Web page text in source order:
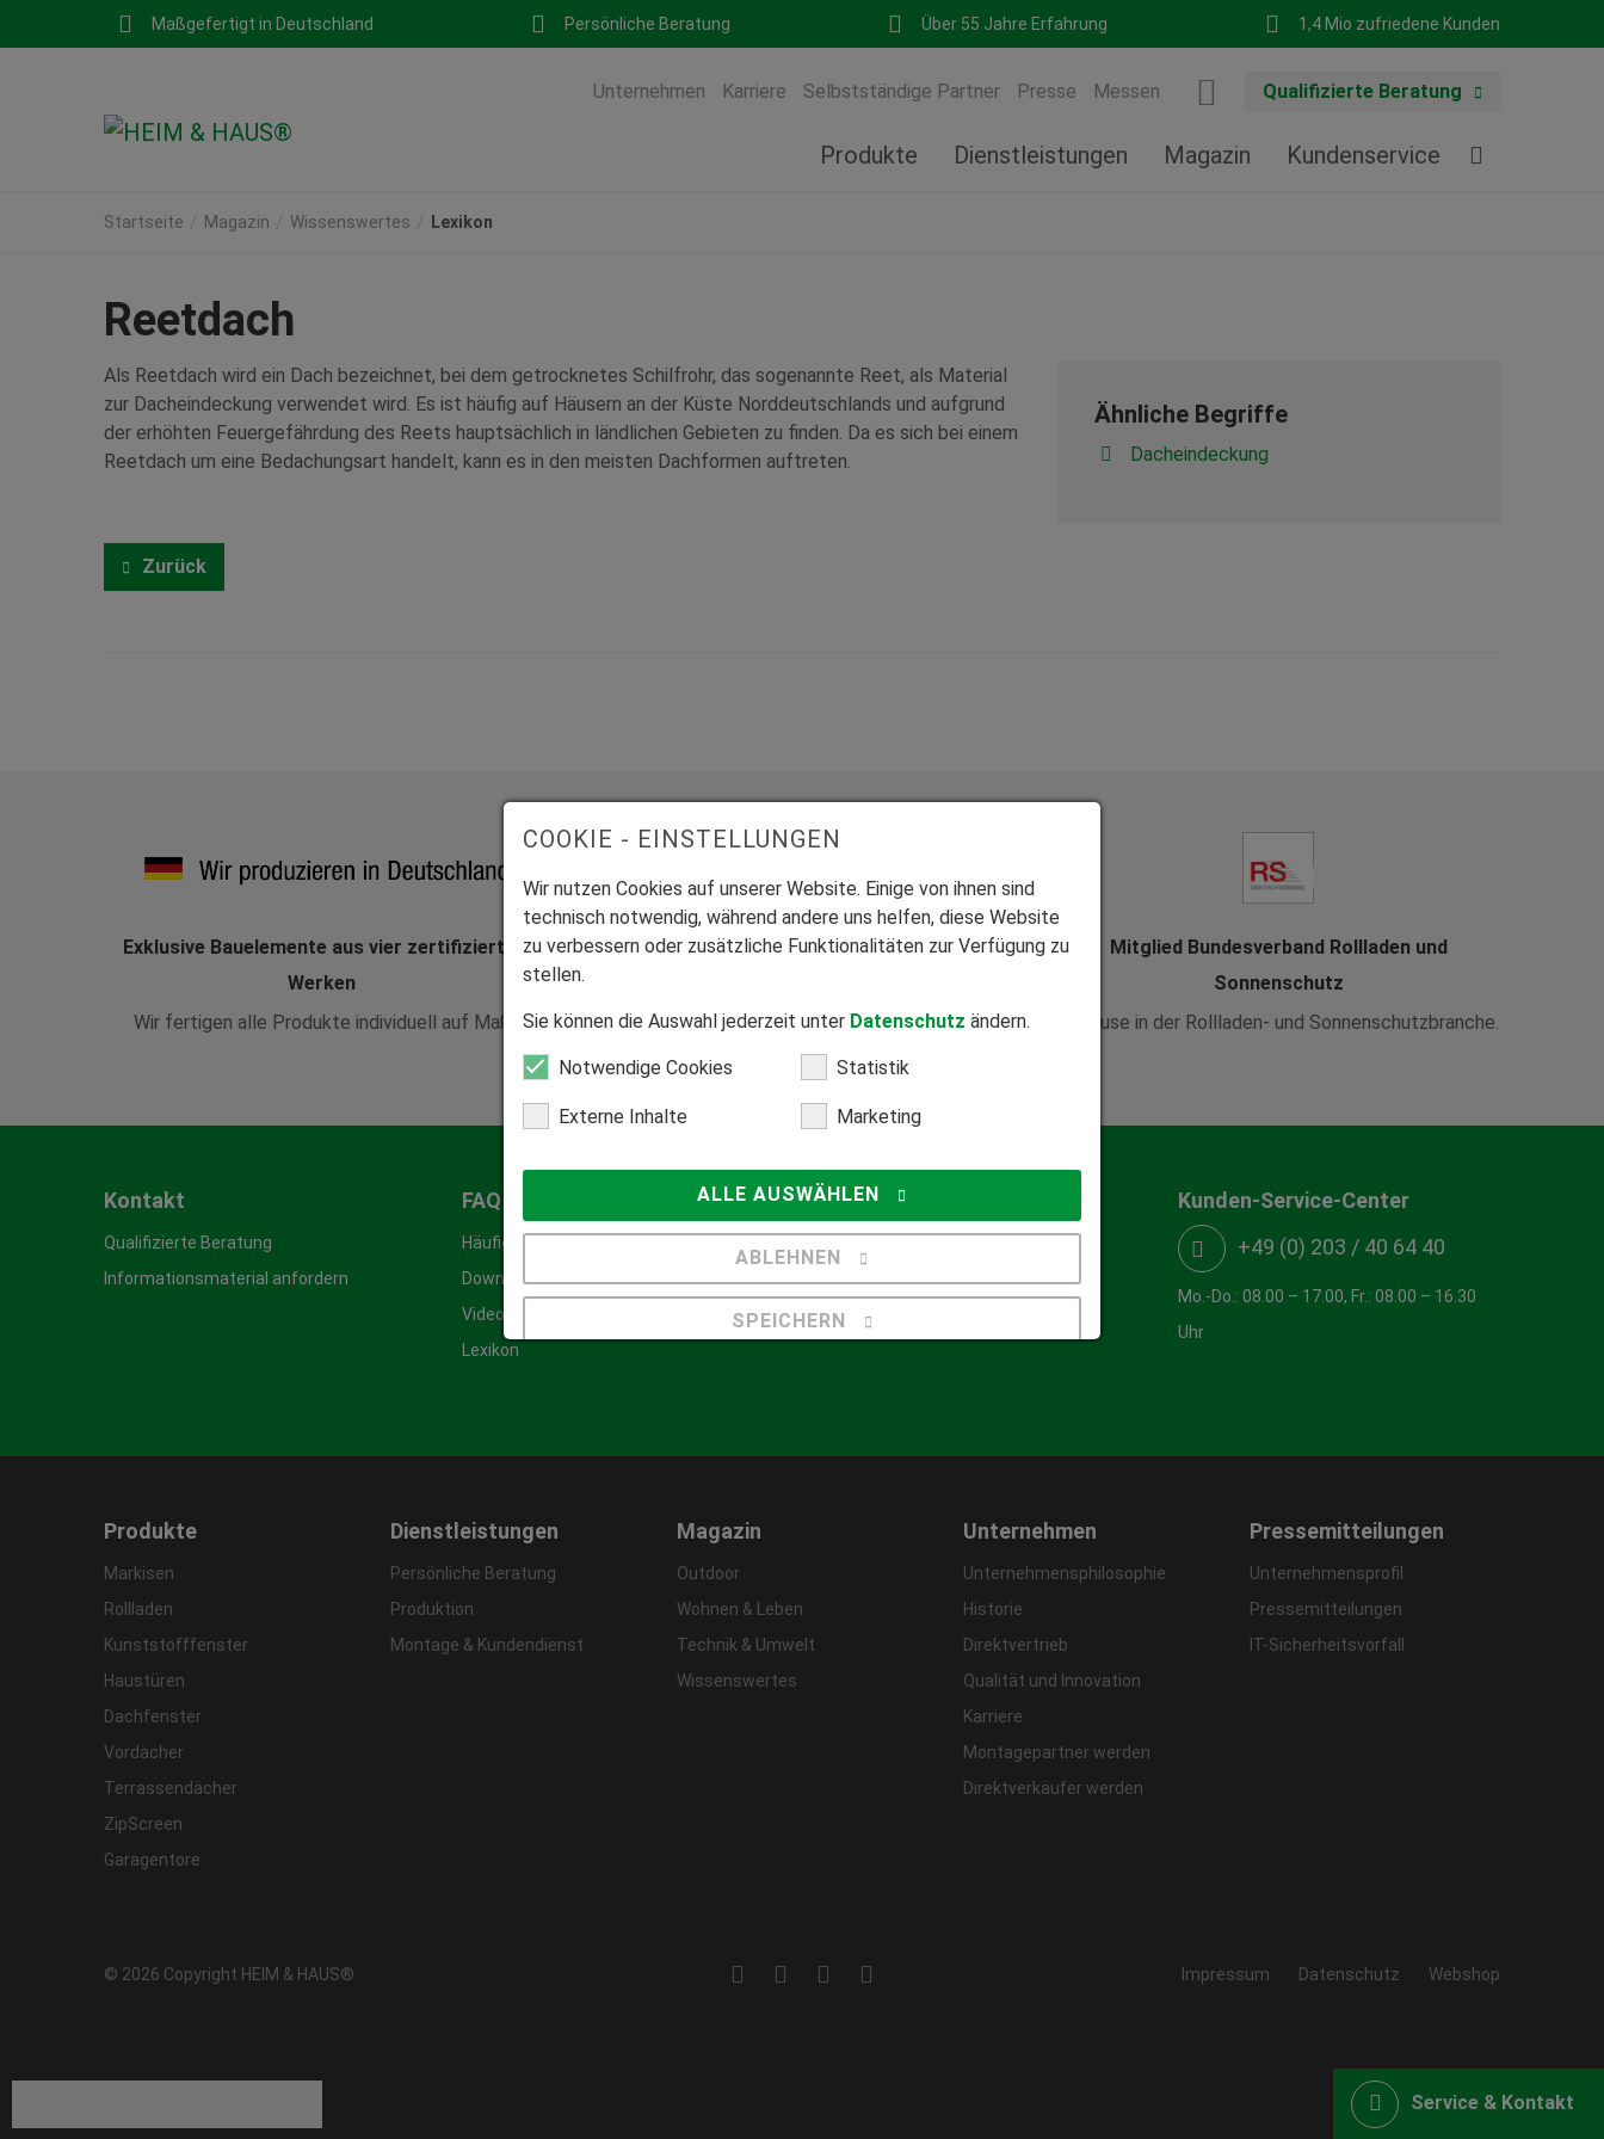
Maßgefertigt in Deutschland Persönliche Beratung Über 55 Jahre Erfahrung 1,4 Mio zufriedene Kunden
Unternehmen Karriere Selbstständige Partner Presse Messen Qualifizierte Beratung
Produkte Dienstleistungen Magazin Kundenservice
Startseite Magazin Wissenswertes Lexikon
Reetdach
Als Reetdach wird ein Dach bezeichnet, bei dem getrocknetes Schilfrohr, das sogenannte Reet, als Material
zur Dacheindeckung verwendet wird. Es ist häufig auf Häusern an der Küste Norddeutschlands und aufgrund
der erhöhten Feuergefährdung des Reets hauptsächlich in ländlichen Gebieten zu finden. Da es sich bei einem
Reetdach um eine Bedachungsart handelt, kann es in den meisten Dachformen auftreten.
Ähnliche Begriffe
Dacheindeckung
Zurück
Exklusive Bauelemente aus vier zertifizierten
Werken
Wir fertigen alle Produkte individuell auf Maß.
Mitglied Bundesverband Direktvertrieb
Mitglied Bundesverband Rollladen und
Sonnenschutz
Zuhause in der Rollladen- und Sonnenschutzbranche.
Kontakt
Qualifizierte Beratung
Informationsmaterial anfordern
FAQ & Hilfecenter
Häufige Fragen
Downloadcenter
Video-Anleitungen
Lexikon
Kunden-Service-Center
+49 (0) 203 / 40 64 40
Mo.-Do.: 08.00 – 17.00, Fr.: 08.00 – 16.30
Uhr
Service & Kontakt
Produkte
Markisen
Rollladen
Kunststofffenster
Haustüren
Dachfenster
Vordächer
Terrassendächer
ZipScreen
Garagentore
Dienstleistungen
Persönliche Beratung
Produktion
Montage & Kundendienst
Magazin
Outdoor
Wohnen & Leben
Technik & Umwelt
Wissenswertes
Unternehmen
Unternehmensphilosophie
Historie
Direktvertrieb
Qualität und Innovation
Karriere
Montagepartner werden
Direktverkäufer werden
Pressemitteilungen
Unternehmensprofil
Pressemitteilungen
IT-Sicherheitsvorfall
© 2026 Copyright HEIM & HAUS® Impressum Datenschutz Webshop
COOKIE - EINSTELLUNGEN
Wir nutzen Cookies auf unserer Website. Einige von ihnen sind
technisch notwendig, während andere uns helfen, diese Website
zu verbessern oder zusätzliche Funktionalitäten zur Verfügung zu
stellen.
Sie können die Auswahl jederzeit unter Datenschutz ändern.
Notwendige Cookies Statistik
Externe Inhalte Marketing
ALLE AUSWÄHLEN
ABLEHNEN
SPEICHERN